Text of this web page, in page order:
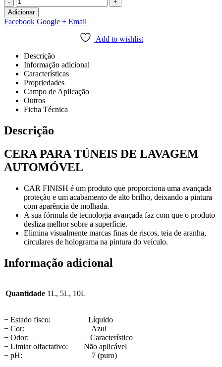
-
+
Adicionar
Facebook Google + Email
Add to wishlist
Descrição
Informação adicional
Características
Propriedades
Campo de Aplicação
Outros
Ficha Técnica
Descrição
CERA PARA TÚNEIS DE LAVAGEM
AUTOMÓVEL
CAR FINISH é um produto que proporciona uma avançada
proteção e um acabamento de alto brilho, deixando a pintura
com aparência de molhada.
A sua fórmula de tecnologia avançada faz com que o produto
desliza melhor sobre a superfície.
Elimina visualmente marcas finas de riscos, teia de aranha,
circulares de holograma na pintura do veículo.
Informação adicional
Quantidade 1L, 5L, 10L
− Estado fisco: Líquido
− Cor: Azul
− Odor: Característico
− Limiar olfactativo: Não aplicável
− pH: 7 (puro)